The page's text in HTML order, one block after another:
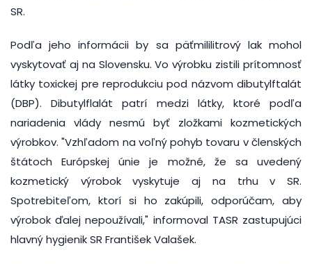
SR.
Podľa jeho informácii by sa päťmililitrový lak mohol
vyskytovať aj na Slovensku. Vo výrobku zistili prítomnosť
látky toxickej pre reprodukciu pod názvom dibutylftalát
(DBP). Dibutylflalát patrí medzi látky, ktoré podľa
nariadenia vlády nesmú byť zložkami kozmetických
výrobkov. "Vzhľadom na voľný pohyb tovaru v členských
štátoch Európskej únie je možné, že sa uvedený
kozmetický výrobok vyskytuje aj na trhu v SR.
Spotrebiteľom, ktorí si ho zakúpili, odporúčam, aby
výrobok ďalej nepoužívali," informoval TASR zastupujúci
hlavný hygienik SR František Valašek.